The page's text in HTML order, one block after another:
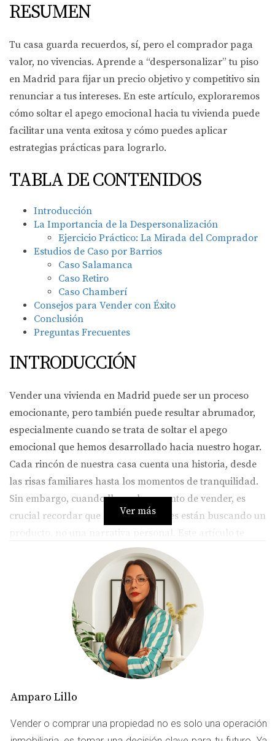
RESUMEN
Tu casa guarda recuerdos, sí, pero el comprador paga
valor, no vivencias. Aprende a “despersonalizar” tu piso
en Madrid para fijar un precio objetivo y competitivo sin
renunciar a tus intereses. En este artículo, exploraremos
cómo soltar el apego emocional hacia tu vivienda puede
facilitar una venta exitosa y cómo puedes aplicar
estrategias prácticas para lograrlo.
TABLA DE CONTENIDOS
Introducción
La Importancia de la Despersonalización
Ejercicio Práctico: La Mirada del Comprador
Estudios de Caso por Barrios
Caso Salamanca
Caso Retiro
Caso Chamberí
Consejos para Vender con Éxito
Conclusión
Preguntas Frecuentes
INTRODUCCIÓN
Vender una vivienda en Madrid puede ser un proceso
emocionante, pero también puede resultar abrumador,
especialmente cuando se trata de soltar el apego
emocional que hemos desarrollado hacia nuestro hogar.
Cada rincón de nuestra casa cuenta una historia, desde
las risas familiares hasta los momentos de tranquilidad.
Sin embargo, cuando llega el momento de vender, es
crucial recordar que los compradores están buscando un
producto, no una narrativa personal. Este artículo te
guiará a través de estrategias efectivas para
despersonalizar tu vivienda y maximizar su atractivo en
LA IMPORTANCIA DE LA
DESPERSONALIZACIÓN
Cuando decides vender tu vivienda, es fundamental
adoptar una perspectiva objetiva. La despersonalización
y tus recuerdos, permitiendo que los compradores se
Ver más
Amparo Lillo
Vender o comprar una propiedad no es solo una operación